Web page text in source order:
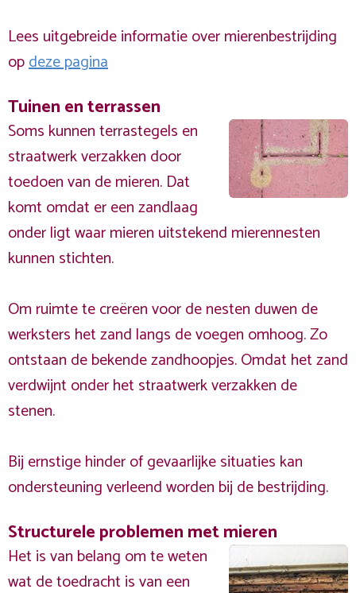
Lees uitgebreide informatie over mierenbestrijding
opdeze pagina
Tuinen en terrassen
Soms kunnen terrastegels en
straatwerk verzakken door
toedoen van de mieren. Dat
komt omdat er een zandlaag
onder ligt waar mieren uitstekend mierennesten
kunnen stichten.
Om ruimte te creëren voor de nesten duwen de
werksters het zand langs de voegen omhoog. Zo
ontstaan de bekende zandhoopjes. Omdat het zand
verdwijnt onder het straatwerk verzakken de
stenen.
Bij ernstige hinder of gevaarlijke situaties kan
ondersteuning verleend worden bij de bestrijding.
Structurele problemen met mieren
Het is van belang om te weten
wat de toedracht is van een